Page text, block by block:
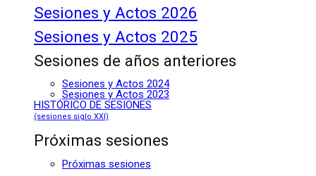
Sesiones y Actos 2026
Sesiones y Actos 2025
Sesiones de años anteriores
Sesiones y Actos 2024
Sesiones y Actos 2023
HISTÓRICO DE SESIONES
(sesiones siglo XXI)
Próximas sesiones
Próximas sesiones